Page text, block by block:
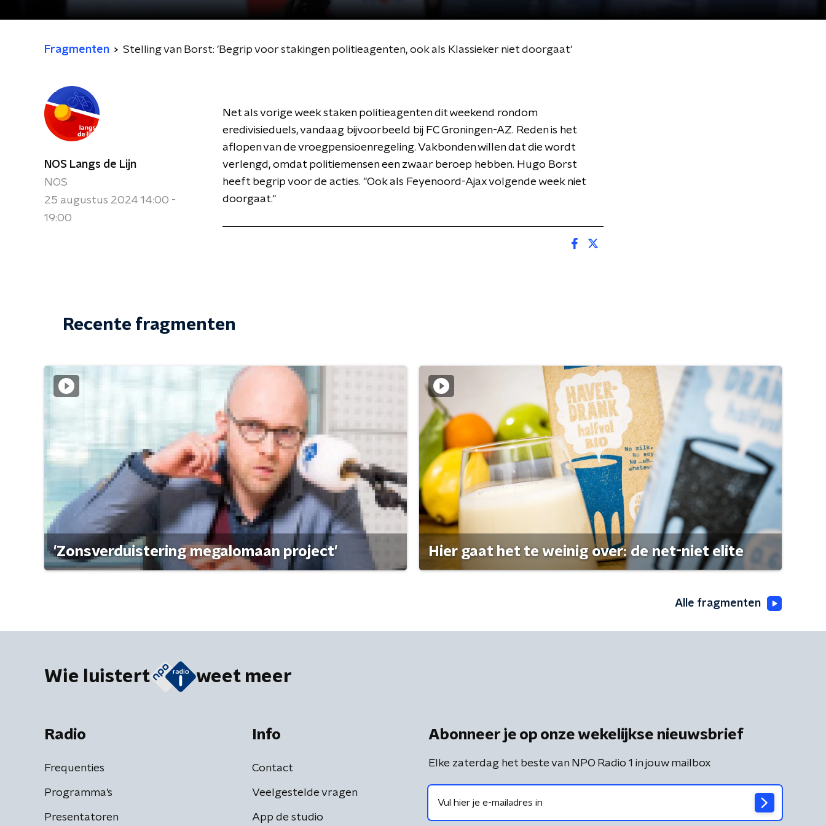
Fragmenten Stelling van Borst: 'Begrip voor stakingen politieagenten, ook als Klassieker niet doorgaat'
NOS Langs de Lijn
NOS
25 augustus 2024 14:00 -
19:00
Net als vorige week staken politieagenten dit weekend rondom
eredivisieduels, vandaag bijvoorbeeld bij FC Groningen-AZ. Reden is het
aflopen van de vroegpensioenregeling. Vakbonden willen dat die wordt
verlengd, omdat politiemensen een zwaar beroep hebben. Hugo Borst
heeft begrip voor de acties. "Ook als Feyenoord-Ajax volgende week niet
doorgaat."
Recente fragmenten
'Zonsverduistering megalomaan project' Hier gaat het te weinig over: de net-niet elite
Alle fragmenten
Wie luistert weet meer
Radio
Frequenties
Programma's
Presentatoren
Info
Contact
Veelgestelde vragen
App de studio
Abonneer je op onze wekelijkse nieuwsbrief
Elke zaterdag het beste van NPO Radio 1 in jouw mailbox